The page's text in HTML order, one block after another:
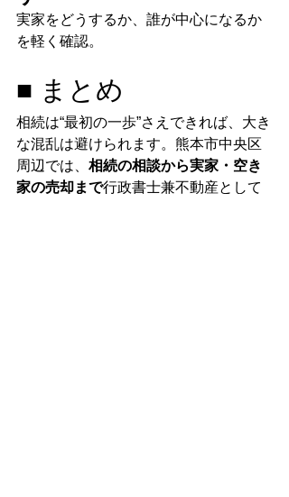
実家をどうするか、誰が中心になるか
を軽く確認。
■ まとめ
相続は“最初の一歩”さえできれば、大き
な混乱は避けられます。熊本市中央区
周辺では、 相続の相談から実家・空き
家の売却まで行政書士兼不動産として